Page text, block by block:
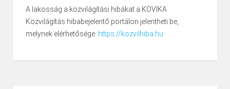
A lakosság a közvilágítási hibákat a KOVIKA
Közvilágítás hibabejelentő portálon jelentheti be,
melynek elérhetősége: https://kozvilhiba.hu